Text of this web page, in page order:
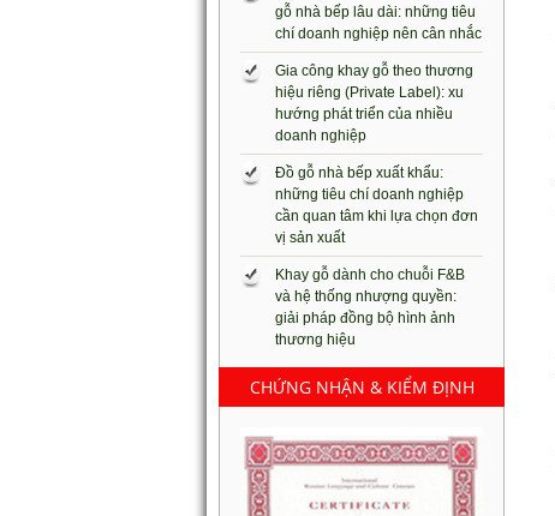
gỗ nhà bếp lâu dài: những tiêu
chí doanh nghiệp nên cân nhắc
Gia công khay gỗ theo thương
hiệu riêng (Private Label): xu
hướng phát triển của nhiều
doanh nghiệp
Đồ gỗ nhà bếp xuất khẩu:
những tiêu chí doanh nghiệp
cần quan tâm khi lựa chọn đơn
vị sản xuất
Khay gỗ dành cho chuỗi F&B
và hệ thống nhượng quyền:
giải pháp đồng bộ hình ảnh
thương hiệu
CHỨNG NHẬN & KIỂM ĐỊNH